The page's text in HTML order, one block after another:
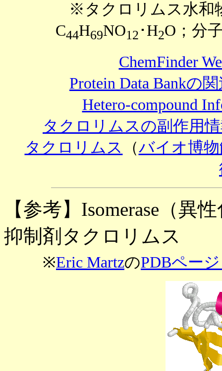
※タクロリムス水和
C44H69NO12 ･H2O；分
ChemFinder
Protein Data Bankの
Hetero-compound
タクロリムスの副作用
タクロリムス
（バイオ博
【参考】Isomerase（異
抑制剤タクロリムス
※Eric MartzのPDBペー